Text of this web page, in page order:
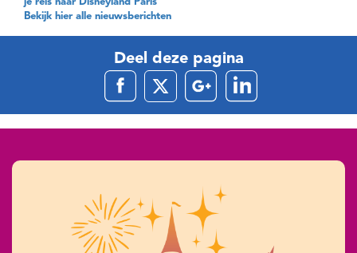
Bekijk hier alle nieuwsberichten
Deel deze pagina